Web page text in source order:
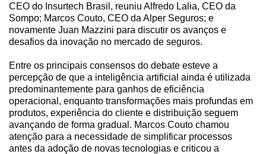
CEO do Insurtech Brasil, reuniu Alfredo Lalia, CEO da
Sompo; Marcos Couto, CEO da Alper Seguros; e
novamente Juan Mazzini para discutir os avanços e
desafios da inovação no mercado de seguros.
Entre os principais consensos do debate esteve a
percepção de que a inteligência artificial ainda é utilizada
predominantemente para ganhos de eficiência
operacional, enquanto transformações mais profundas em
produtos, experiência do cliente e distribuição seguem
avançando de forma gradual. Marcos Couto chamou
atenção para a necessidade de simplificar processos
antes da adoção de novas tecnologias e criticou a